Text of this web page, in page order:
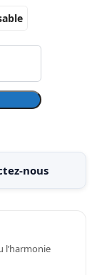
nous
l’harmonie